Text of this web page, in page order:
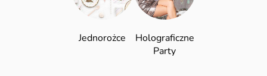
Jednorożce
Holograficzne
Party